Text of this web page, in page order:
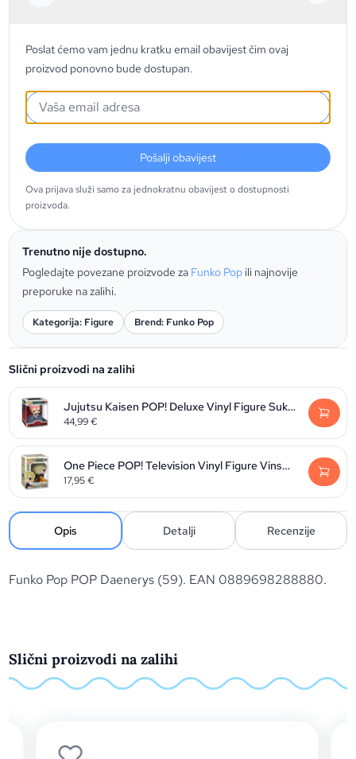
Poslat ćemo vam jednu kratku email obavijest čim ovaj
proizvod ponovno bude dostupan.
Pošalji obavijest
Ova prijava služi samo za jednokratnu obavijest o dostupnosti
proizvoda.
Trenutno nije dostupno.
Pogledajte povezane proizvode za Funko Pop ili najnovije
preporuke na zalihi.
Kategorija: Figure Brend: Funko Pop
Slični proizvodi na zalihi
Jujutsu Kaisen POP! Deluxe Vinyl Figure Sukuna 9 cm
44,99€
One Piece POP! Television Vinyl Figure Vinsmoke Sanji 9 cm
17,95€
Opis Detalji Recenzije
Funko Pop POP Daenerys (59). EAN 0889698288880.
Slični proizvodi na zalihi